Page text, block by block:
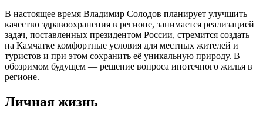
В настоящее время Владимир Солодов планирует улучшить
качество здравоохранения в регионе, занимается реализацией
задач, поставленных президентом России, стремится создать
на Камчатке комфортные условия для местных жителей и
туристов и при этом сохранить её уникальную природу. В
обозримом будущем — решение вопроса ипотечного жилья в
регионе.
Личная жизнь